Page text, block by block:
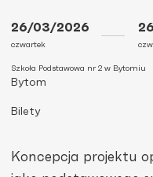
Koncepcja projektu
26/03/2026
czwartek
Szkoła Podstawowa nr 2 w Bytomiu
Bytom
Bilety